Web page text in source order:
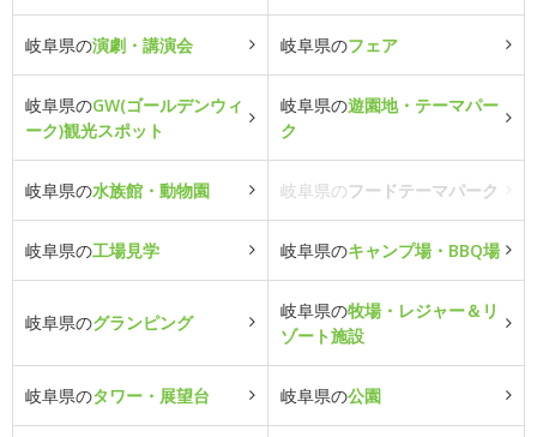
岐阜県の演劇・講演会 岐阜県のフェア
岐阜県のGW(ゴールデンウィ
ーク)観光スポット
岐阜県の遊園地・テーマパー
ク
岐阜県の水族館・動物園 岐阜県のフードテーマパーク
岐阜県の工場見学 岐阜県のキャンプ場・BBQ場
岐阜県のグランピング
岐阜県の牧場・レジャー＆リ
ゾート施設
岐阜県のタワー・展望台 岐阜県の公園